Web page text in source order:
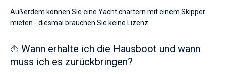
Außerdem können Sie eine Yacht chartern mit einem Skipper
mieten - diesmal brauchen Sie keine Lizenz.
⛵ Wann erhalte ich die Hausboot und wann
muss ich es zurückbringen?